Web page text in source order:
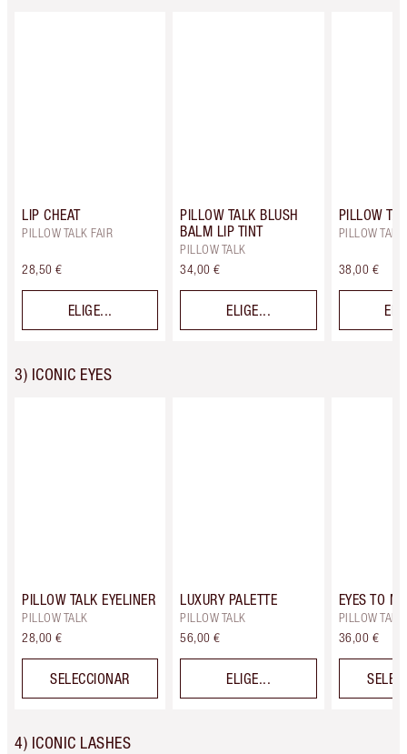
LIP CHEAT
PILLOW TALK FAIR
28,50 €
ELIGE...
PILLOW TALK BLUSH
BALM LIP TINT
PILLOW TALK
34,00 €
ELIGE...
PILLOW
PILLOW TALK
38,00 €
3) ICONIC EYES
PILLOW TALK EYELINER
PILLOW TALK
28,00 €
SELECCIONAR
LUXURY PALETTE
PILLOW TALK
56,00 €
ELIGE...
EYES TO
PILLOW TALK
36,00 €
4) ICONIC LASHES